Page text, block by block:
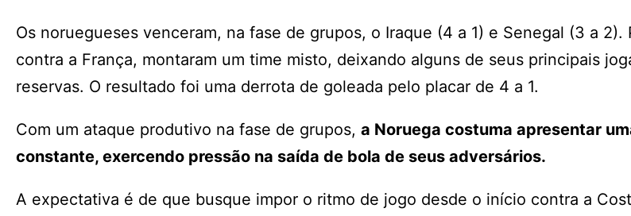
Os noruegueses venceram, na fase de grupos, o Iraque (4 a 1) e Senegal (3 a 2).
contra a França, montaram um time misto, deixando alguns de seus principais
reservas. O resultado foi uma derrota de goleada pelo placar de 4 a 1.
Com um ataque produtivo na fase de grupos, a Noruega costuma apresentar
constante, exercendo pressão na saída de bola de seus adversários.
A expectativa é de que busque impor o ritmo de jogo desde o início contra a